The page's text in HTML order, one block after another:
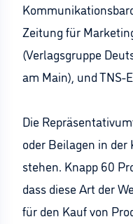
Zeitung für
(Verlagsgruppe
am Main), und TNS-
Die
oder Beilagen in
stehen. Knapp 60
dass diese Art der
für den Kauf von